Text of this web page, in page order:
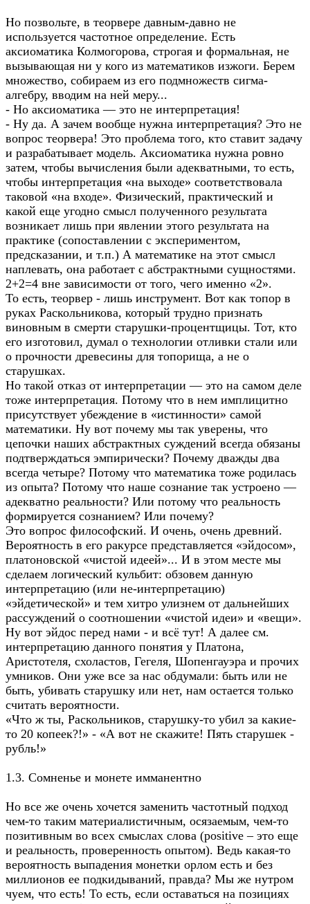
Но позвольте, в теорвере давным-давно не
используется частотное определение. Есть
аксиоматика Колмогорова, строгая и формальная, не
вызывающая ни у кого из математиков изжоги. Берем
множество, собираем из его подмножеств сигма-
алгебру, вводим на ней меру...
- Но аксиоматика — это не интерпретация!
- Ну да. А зачем вообще нужна интерпретация? Это не
вопрос теорвера! Это проблема того, кто ставит задачу
и разрабатывает модель. Аксиоматика нужна ровно
затем, чтобы вычисления были адекватными, то есть,
чтобы интерпретация «на выходе» соответствовала
таковой «на входе». Физический, практический и
какой еще угодно смысл полученного результата
возникает лишь при явлении этого результата на
практике (сопоставлении с экспериментом,
предсказании, и т.п.) А математике на этот смысл
наплевать, она работает с абстрактными сущностями.
2+2=4 вне зависимости от того, чего именно «2».
То есть, теорвер - лишь инструмент. Вот как топор в
руках Раскольникова, который трудно признать
виновным в смерти старушки-процентщицы. Тот, кто
его изготовил, думал о технологии отливки стали или
о прочности древесины для топорища, а не о
старушках.
Но такой отказ от интерпретации — это на самом деле
тоже интерпретация. Потому что в нем имплицитно
присутствует убеждение в «истинности» самой
математики. Ну вот почему мы так уверены, что
цепочки наших абстрактных суждений всегда обязаны
подтверждаться эмпирически? Почему дважды два
всегда четыре? Потому что математика тоже родилась
из опыта? Потому что наше сознание так устроено —
адекватно реальности? Или потому что реальность
формируется сознанием? Или почему?
Это вопрос философский. И очень, очень древний.
Вероятность в его ракурсе представляется «эйдосом»,
платоновской «чистой идеей»... И в этом месте мы
сделаем логический кульбит: обзовем данную
интерпретацию (или не-интерпретацию)
«эйдетической» и тем хитро улизнем от дальнейших
рассуждений о соотношении «чистой идеи» и «вещи».
Ну вот эйдос перед нами - и всё тут! А далее см.
интерпретацию данного понятия у Платона,
Аристотеля, схоластов, Гегеля, Шопенгауэра и прочих
умников. Они уже все за нас обдумали: быть или не
быть, убивать старушку или нет, нам остается только
считать вероятности.
«Что ж ты, Раскольников, старушку-то убил за какие-
то 20 копеек?!» - «А вот не скажите! Пять старушек -
рубль!»
1.3. Сомненье и монете имманентно
Но все же очень хочется заменить частотный подход
чем-то таким материалистичным, осязаемым, чем-то
позитивным во всех смыслах слова (positive – это еще
и реальность, проверенность опытом). Ведь какая-то
вероятность выпадения монетки орлом есть и без
миллионов ее подкидываний, правда? Мы же нутром
чуем, что есть! То есть, если оставаться на позициях